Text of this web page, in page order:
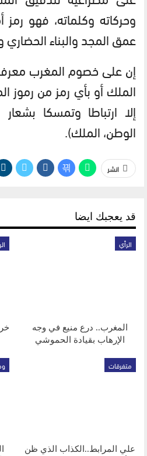
وحركاته وكلماته، فهو
عمق المجد والبناء الحضاري
إن على خصوم المغرب
الملك أو بأي رمز من رموز
إلا ارتباطا وتمسكا بشعار
الوطن، الملك).
انشر
قد يعجبك ايضا
الرأي
المغرب.. درع منيع في وجه
الإرهاب بقيادة الحموشي
متفرقات
علي المرابط..الكذاب الذي ظن